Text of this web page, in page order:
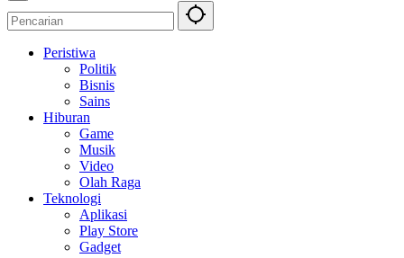
Peristiwa
Politik
Bisnis
Sains
Hiburan
Game
Musik
Video
Olah Raga
Teknologi
Aplikasi
Play Store
Gadget